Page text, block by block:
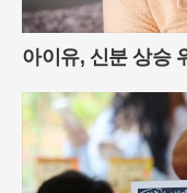
아이유, 신분 상승